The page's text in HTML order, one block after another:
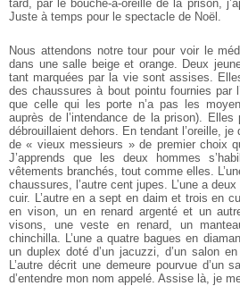
tard, par le bouche-à-oreille de la prison,
Juste à temps pour le spectacle de Noël.
Nous attendons notre tour pour voir le
dans une salle beige et orange. Deux
tant marquées par la vie sont assises.
des chaussures à bout pointu fournies par
que celle qui les porte n’a pas les
auprès de l’intendance de la prison).
débrouillaient dehors. En tendant l’oreille,
de « vieux messieurs » de premier choix
J’apprends que les deux hommes
vêtements branchés, tout comme elles.
chaussures, l’autre cent jupes. L’une a
cuir. L’autre en a sept en daim et trois en
en vison, un en renard argenté et un
visons, une veste en renard, un
chinchilla. L’une a quatre bagues en
un duplex doté d’un jacuzzi, d’un salon
L’autre décrit une demeure pourvue d’un
d’entendre mon nom appelé. Assise là, je